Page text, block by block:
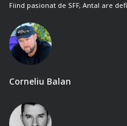
Fiind pasionat de SFF, Antal are
Corneliu Balan